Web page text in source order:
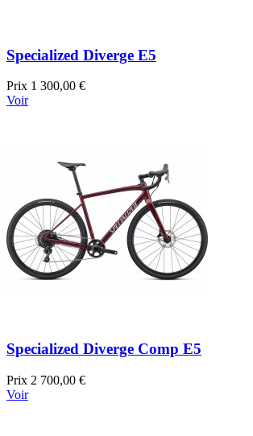
Specialized Diverge E5
Prix 1 300,00 €
Voir
Specialized Diverge Comp E5
Prix 2 700,00 €
Voir